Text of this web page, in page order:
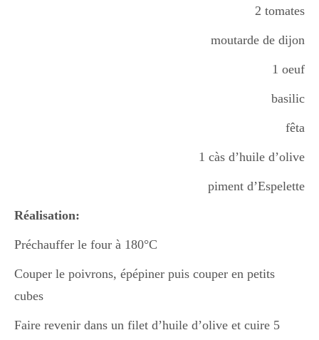
2 tomates
moutarde de dijon
1 oeuf
basilic
fêta
1 càs d’huile d’olive
piment d’Espelette
Réalisation:
Préchauffer le four à 180°C
Couper le poivrons, épépiner puis couper en petits
cubes
Faire revenir dans un filet d’huile d’olive et cuire 5